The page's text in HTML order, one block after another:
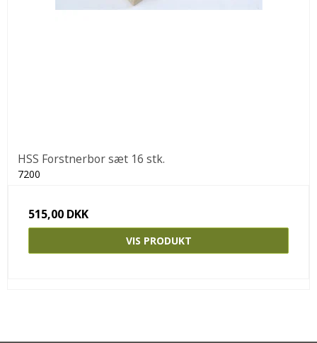
HSS Forstnerbor sæt 16 stk.
7200
515,00 DKK
VIS PRODUKT